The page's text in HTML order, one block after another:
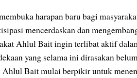
harapan baru bagi
mencerdaskan dan
Ahlul Bait ingin terlibat aktif
yang selama ini dirasakan
Ahlul Bait mulai berpikir untuk